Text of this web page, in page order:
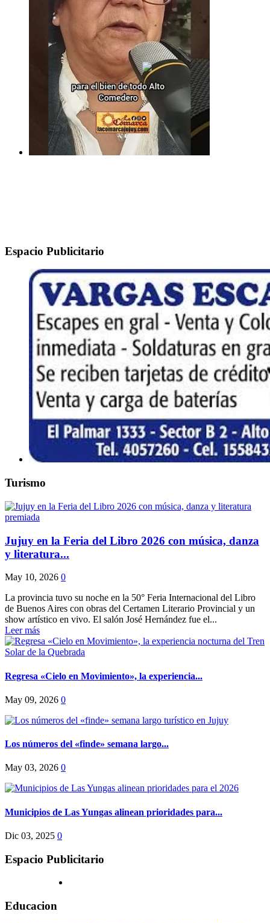
Espacio Publicitario
Turismo
Jujuy en la Feria del Libro 2026 con música, danza
y literatura...
May 10, 2026 0
La provincia tuvo su noche en la 50° Feria Internacional del Libro
de Buenos Aires con obras del Certamen Literario Provincial y un
show artístico en vivo. El salón José Hernández fue el...
Leer más
Regresa «Cielo en Movimiento», la experiencia...
May 09, 2026 0
Los números del «finde» semana largo...
May 03, 2026 0
Municipios de Las Yungas alinean prioridades para...
Dic 03, 2025 0
Espacio Publicitario
Educacion